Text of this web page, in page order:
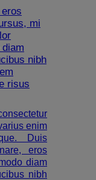
mi
nibh
risus
enim
Duis
eros
diam
nibh